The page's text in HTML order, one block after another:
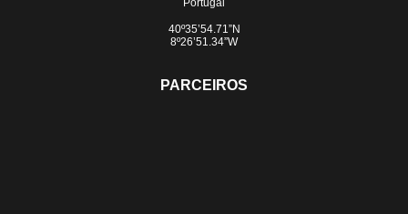
Portugal
40º35’54.71”N
8º26’51.34”W
PARCEIROS